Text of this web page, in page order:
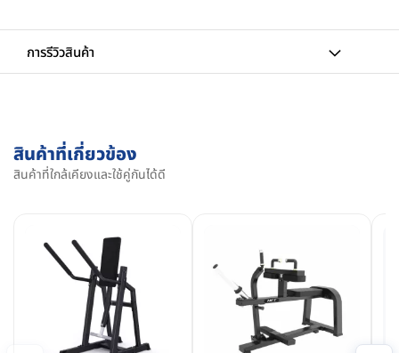
การรีวิวสินค้า
สินค้าที่เกี่ยวข้อง
สินค้าที่ใกล้เคียงและใช้คู่กันได้ดี